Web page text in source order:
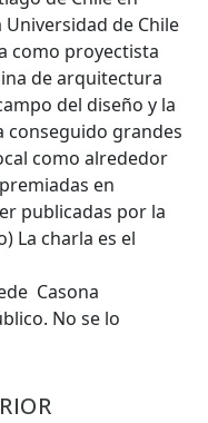
de Chile
como proyectista
de arquitectura
del diseño y la
conseguido grandes
como alrededor
en
publicadas por la
La charla es el
Casona
No se lo